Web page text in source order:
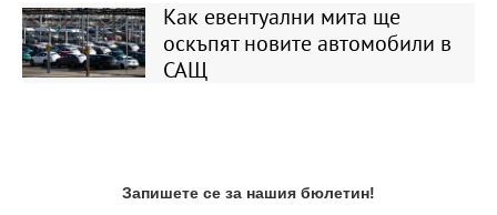
Как евентуални мита ще
оскъпят новите автомобили в
САЩ